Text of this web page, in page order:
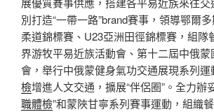
別打造“一帶一路”brand賽事，領導鄂爾
柔道錦標賽、U23亞洲田徑錦標賽，組隊
界游牧平易近族活動會、第十二屆中俄
會，舉行中俄蒙健身氣功交通展現系列運
檢增進人文交通，擴展“伴侶圈”。全力辦
職體檢”和蒙陜甘寧系列賽事運動，組織